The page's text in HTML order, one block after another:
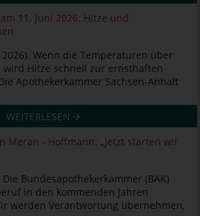
11. Juni 2026: Hitze und
Wenn die Temperaturen über
wird Hitze schnell zur ernsthaften
Apothekerkammer Sachsen-Anhalt
WEITERLESEN
Meran - Hoffmann: „Jetzt starten wir
Die Bundesapothekerkammer (BAK)
in den kommenden Jahren
werden Verantwortung übernehmen,